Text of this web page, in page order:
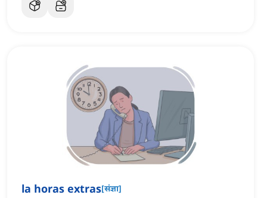
la horas extras[संज्ञा]